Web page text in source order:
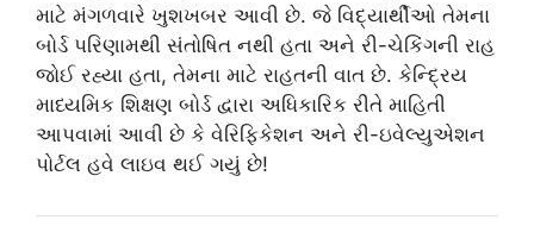
માટે મંગળવારે ખુશખબર આવી છે. જે વિદ્યાર્થીઓ તેમના
બોર્ડ પરિણામથી સંતોષિત નથી હતા અને રી-ચેકિંગની રાહ
જોઈ રહ્યા હતા, તેમના માટે રાહતની વાત છે. કેન્દ્રિય
માધ્યમિક શિક્ષણ બોર્ડ દ્વારા અધિકારિક રીતે માહિતી
આપવામાં આવી છે કે વેરિફિકેશન અને રી-ઇવેલ્યુએશન
પોર્ટલ હવે લાઇવ થઈ ગયું છે!